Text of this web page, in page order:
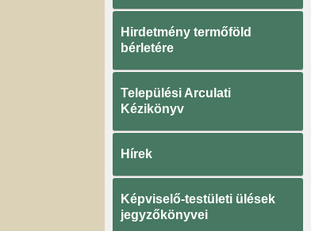
Hirdetmény termőföld
bérletére
Települési Arculati
Kézikönyv
Hírek
Képviselő-testületi ülések
jegyzőkönyvei